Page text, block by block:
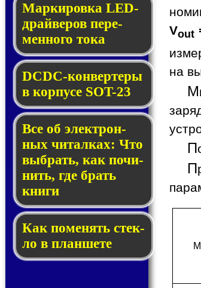
Маркировка LED-
драй­ве­ров пе­ре­
мен­но­го то­ка
DCDC-кон­вер­те­ры
в кор­пу­се SOT-23
Все об элек­трон­
ных чи­тал­ках: Что
выб­рать, как по­чи­
нить, где брать
кни­ги
Как по­ме­нять стек­
ло в планшете
Vout
на
М
П
П